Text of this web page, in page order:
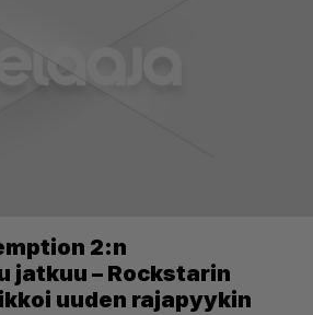
2:n
jatkuu – Rockstarin
uuden rajapyykin